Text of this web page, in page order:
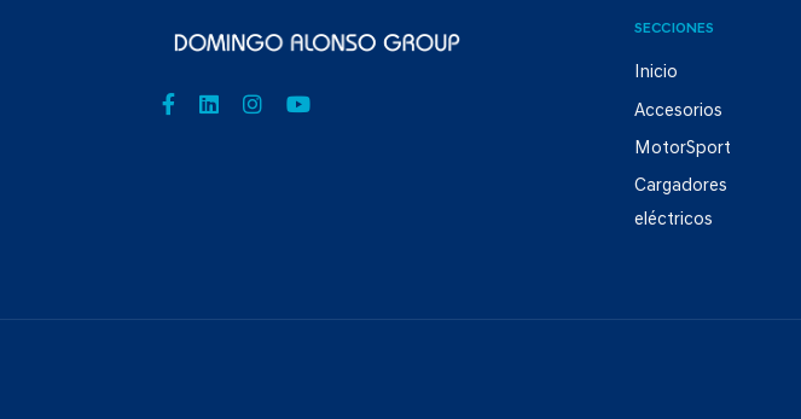
SECCIONES
Inicio
Accesorios
MotorSport
Cargadores
eléctricos